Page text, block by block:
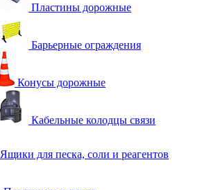
Пластины дорожные
Барьерные ограждения
Конусы дорожные
Кабельные колодцы связи
Ящики для песка, соли и реагентов